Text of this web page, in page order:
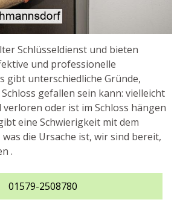
Schlüsseldienst und bieten
und professionelle
gibt unterschiedliche Gründe,
gefallen sein kann: vielleicht
verloren oder ist im Schloss hängen
eine Schwierigkeit mit dem
was die Ursache ist, wir sind bereit,
.
01579-2508780